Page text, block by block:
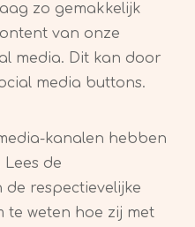
zo gemakkelijk
van onze
media. Dit kan door
media buttons.
kanalen hebben
de
respectievelijke
te weten hoe zij met